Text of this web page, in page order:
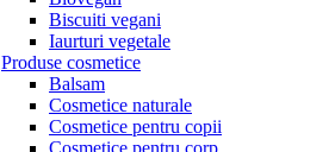
Biscuiti vegani
Iaurturi vegetale
Produse cosmetice
Balsam
Cosmetice naturale
Cosmetice pentru copii
Cosmetice pentru corp